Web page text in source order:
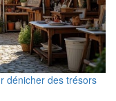
dénicher des trésors